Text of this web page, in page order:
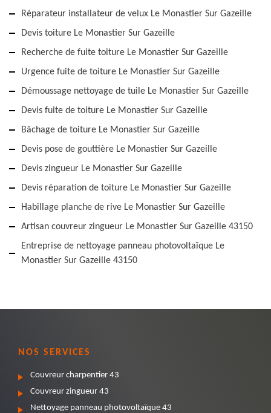
Réparateur installateur de velux Le Monastier Sur Gazeille
Devis toiture Le Monastier Sur Gazeille
Recherche de fuite toiture Le Monastier Sur Gazeille
Urgence fuite de toiture Le Monastier Sur Gazeille
Démoussage nettoyage de tuile Le Monastier Sur Gazeille
Devis fuite de toiture Le Monastier Sur Gazeille
Bâchage de toiture Le Monastier Sur Gazeille
Devis pose de gouttière Le Monastier Sur Gazeille
Devis zingueur Le Monastier Sur Gazeille
Devis réparation de toiture Le Monastier Sur Gazeille
Habillage planche de rive Le Monastier Sur Gazeille
Artisan couvreur zingueur Le Monastier Sur Gazeille 43150
Entreprise de nettoyage panneau photovoltaïque Le
Monastier Sur Gazeille 43150
NOS SERVICES
Couvreur charpentier 43
Couvreur zingueur 43
Nettoyage panneau photovoltaïque 43